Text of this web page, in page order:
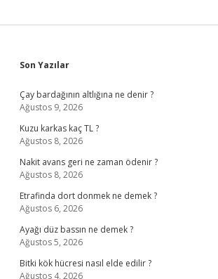
Sidebar
Son Yazılar
Çay bardağının altlığına ne denir ?
Ağustos 9, 2026
Kuzu karkas kaç TL ?
Ağustos 8, 2026
Nakit avans geri ne zaman ödenir ?
Ağustos 8, 2026
Etrafinda dort donmek ne demek ?
Ağustos 6, 2026
Ayağı düz bassın ne demek ?
Ağustos 5, 2026
Bitki kök hücresi nasıl elde edilir ?
Ağustos 4, 2026